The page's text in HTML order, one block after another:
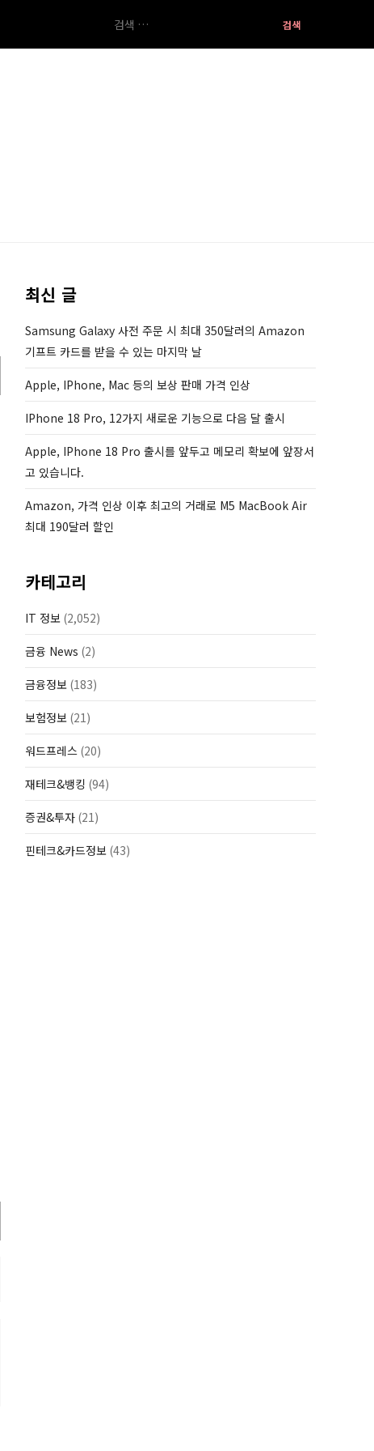
색:
최신 글
Samsung Galaxy 사전 주문 시 최대 350달러의 Amazon
기프트 카드를 받을 수 있는 마지막 날
Apple, IPhone, Mac 등의 보상 판매 가격 인상
IPhone 18 Pro, 12가지 새로운 기능으로 다음 달 출시
Apple, IPhone 18 Pro 출시를 앞두고 메모리 확보에 앞장서
고 있습니다.
Amazon, 가격 인상 이후 최고의 거래로 M5 MacBook Air
최대 190달러 할인
카테고리
IT 정보 (2,052)
금융 News (2)
금융정보 (183)
보험정보 (21)
워드프레스 (20)
재테크&뱅킹 (94)
증권&투자 (21)
핀테크&카드정보 (43)